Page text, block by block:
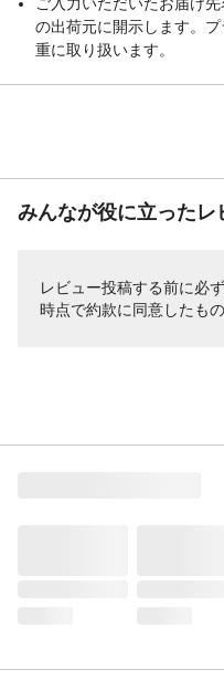
の出荷元に開示します。
重に取り扱います。
みんなが役に立ったレ
レビュー投稿する前に必ず
時点で約款に同意したも